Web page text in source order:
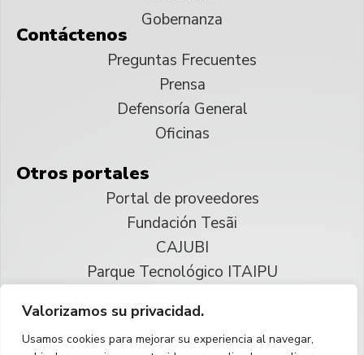
Valorizamos su privacidad.
Usamos cookies para mejorar su experiencia al navegar,
Gobernanza
Contáctenos
Preguntas Frecuentes
Prensa
Defensoría General
Oficinas
Otros portales
Portal de proveedores
Fundación Tesãi
CAJUBI
Parque Tecnológico ITAIPU